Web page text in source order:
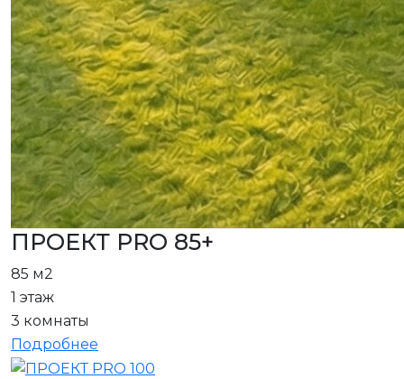
ПРОЕКТ PRO 85+
85 м2
1 этаж
3 комнаты
Подробнее